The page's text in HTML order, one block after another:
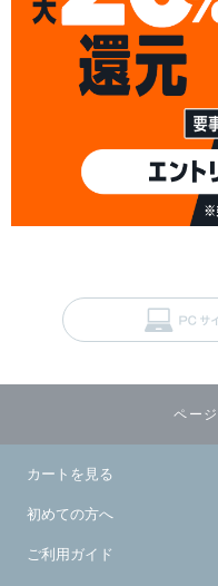
ペー
カートを見る
初めての方へ
ご利用ガイド